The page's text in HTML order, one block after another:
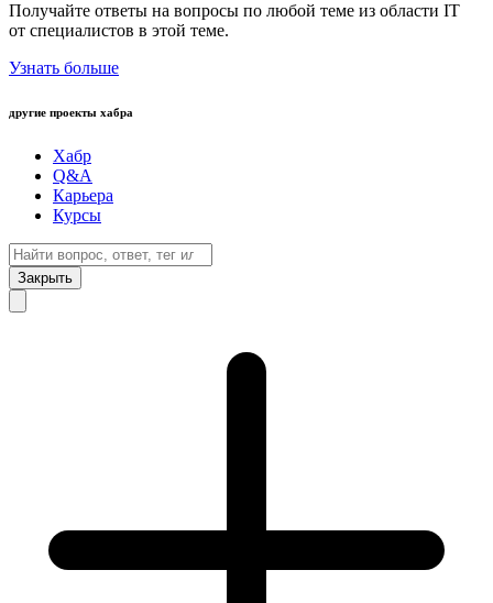
Получайте ответы на вопросы по любой теме из области IT
от специалистов в этой теме.
Узнать больше
другие проекты хабра
Хабр
Q&A
Карьера
Курсы
Закрыть